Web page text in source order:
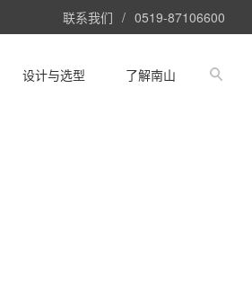
联系我们 / 0519-87106600
设计与选型 了解南山